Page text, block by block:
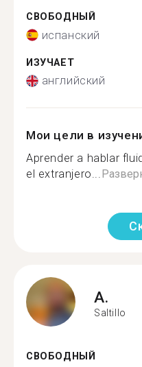
СВОБОДНЫЙ
испанский
ИЗУЧАЕТ
английский
Мои цели в
Aprender a hablar
el extranjero...
A.
Saltillo
СВОБОДНЫЙ